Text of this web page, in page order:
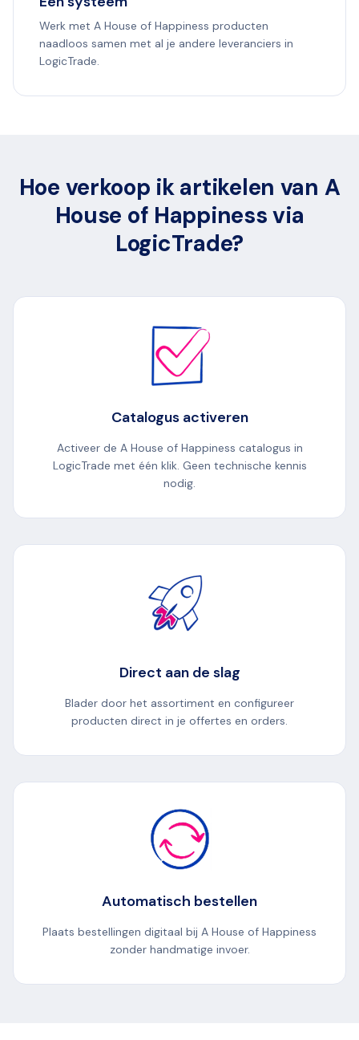
Werk met A House of Happiness producten
naadloos samen met al je andere leveranciers in
LogicTrade.
Hoe verkoop ik artikelen van A
House of Happiness via
LogicTrade?
Catalogus activeren
Activeer de A House of Happiness catalogus in
LogicTrade met één klik. Geen technische kennis
nodig.
Direct aan de slag
Blader door het assortiment en configureer
producten direct in je offertes en orders.
Automatisch bestellen
Plaats bestellingen digitaal bij A House of Happiness
zonder handmatige invoer.